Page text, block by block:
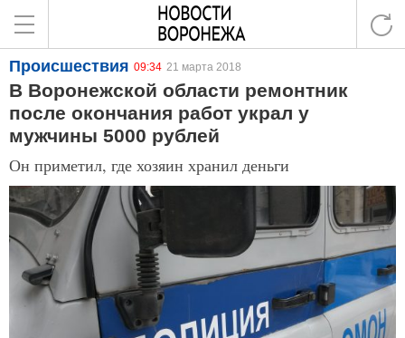
Происшествия 09:34 21 марта 2018
В Воронежской области ремонтник
после окончания работ украл у
мужчины 5000 рублей
Он приметил, где хозяин хранил деньги